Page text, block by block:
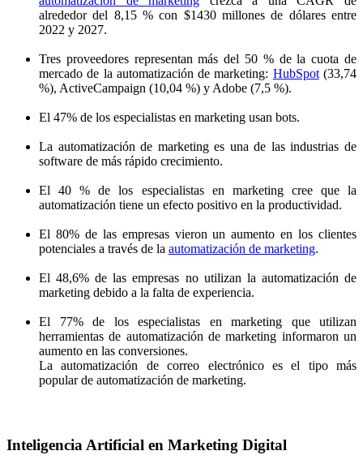
alrededor del 8,15 % con $1430 millones de dólares entre
2022 y 2027.
Tres proveedores representan más del 50 % de la cuota de
mercado de la automatización de marketing: HubSpot(33,74
%), ActiveCampaign (10,04 %) y Adobe (7,5 %).
El 47% de los especialistas en marketing usan bots.
La automatización de marketing es una de las industrias de
software de más rápido crecimiento.
El 40 % de los especialistas en marketing cree que la
automatización tiene un efecto positivo en la productividad.
El 80% de las empresas vieron un aumento en los clientes
potenciales a través de la automatización de marketing.
El 48,6% de las empresas no utilizan la automatización de
marketing debido a la falta de experiencia.
El 77% de los especialistas en marketing que utilizan
herramientas de automatización de marketing informaron un
aumento en las conversiones.
La automatización de correo electrónico es el tipo más
popular de automatización de marketing.
Inteligencia Artificial en Marketing Digital